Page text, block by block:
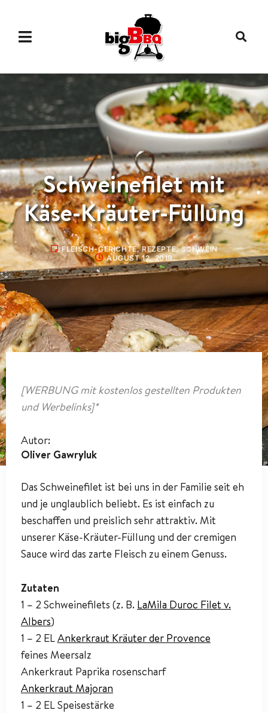
Schweinefilet mit
Käse-Kräuter-Füllung
FLEISCH-GERICHTE,REZEPTE,SCHWEIN
AUGUST 12, 2019
[WERBUNG mit kostenlos gestellten Produkten
und Werbelinks]*
Autor:
Oliver Gawryluk
Das Schweinefilet ist bei uns in der Familie seit eh
und je unglaublich beliebt. Es ist einfach zu
beschaffen und preislich sehr attraktiv. Mit
unserer Käse-Kräuter-Füllung und der cremigen
Sauce wird das zarte Fleisch zu einem Genuss.
Zutaten
1 – 2 Schweinefilets (z. B. LaMila Duroc Filet v.
Albers)
1 – 2 ELAnkerkraut Kräuter der Provence
feines Meersalz
Ankerkraut Paprika rosenscharf
Ankerkraut Majoran
1 – 2 EL Speisestärke